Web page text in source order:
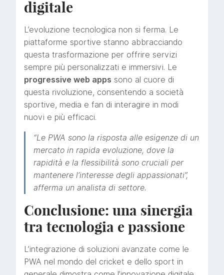
digitale
L’evoluzione tecnologica non si ferma. Le
piattaforme sportive stanno abbracciando
questa trasformazione per offrire servizi
sempre più personalizzati e immersivi. Le
progressive web apps sono al cuore di
questa rivoluzione, consentendo a società
sportive, media e fan di interagire in modi
nuovi e più efficaci.
“Le PWA sono la risposta alle esigenze di un
mercato in rapida evoluzione, dove la
rapidità e la flessibilità sono cruciali per
mantenere l’interesse degli appassionati”,
afferma un analista di settore.
Conclusione: una sinergia
tra tecnologia e passione
L’integrazione di soluzioni avanzate come le
PWA nel mondo del cricket e dello sport in